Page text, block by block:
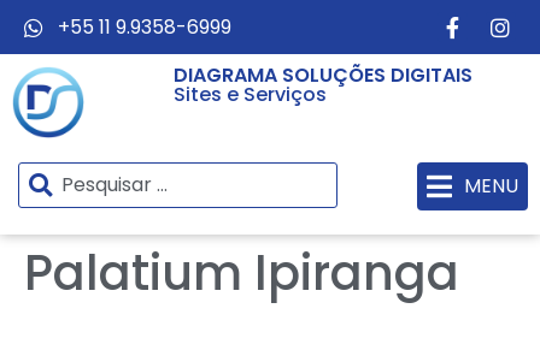
+55 11 9.9358-6999
DIAGRAMA SOLUÇÕES DIGITAIS
Sites e Serviços
MENU
Palatium Ipiranga